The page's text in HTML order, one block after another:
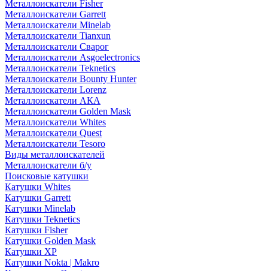
Металлоискатели Fisher
Металлоискатели Garrett
Металлоискатели Minelab
Металлоискатели Tianxun
Металлоискатели Сварог
Металлоискатели Asgoelectronics
Металлоискатели Teknetics
Металлоискатели Bounty Hunter
Металлоискатели Lorenz
Металлоискатели АКА
Металлоискатели Golden Mask
Металлоискатели Whites
Металлоискатели Quest
Металлоискатели Tesoro
Виды металлоискателей
Металлоискатели б/у
Поисковые катушки
Катушки Whites
Катушки Garrett
Катушки Minelab
Катушки Teknetics
Катушки Fisher
Катушки Golden Mask
Катушки XP
Катушки Nokta | Makro